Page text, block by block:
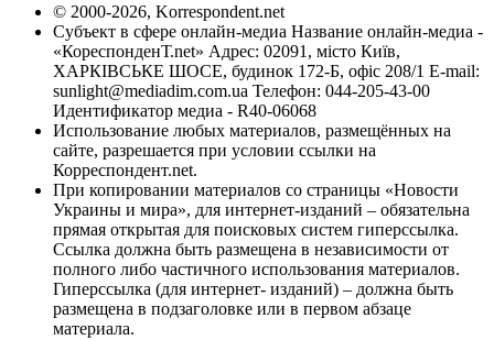
© 2000-2026, Korrespondent.net
Субъект в сфере онлайн-медиа Название онлайн-медиа -
«КореспонденТ.net» Адрес: 02091, місто Київ,
ХАРКІВСЬКЕ ШОСЕ, будинок 172-Б, офіс 208/1 E-mail:
sunlight@mediadim.com.ua Телефон: 044-205-43-00
Идентификатор медиа - R40-06068
Использование любых материалов, размещённых на
сайте, разрешается при условии ссылки на
Корреспондент.net.
При копировании материалов со страницы «Новости
Украины и мира», для интернет-изданий – обязательна
прямая открытая для поисковых систем гиперссылка.
Ссылка должна быть размещена в независимости от
полного либо частичного использования материалов.
Гиперссылка (для интернет- изданий) – должна быть
размещена в подзаголовке или в первом абзаце
материала.